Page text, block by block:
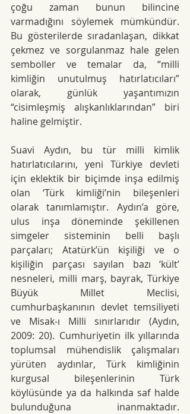
çoğu zaman bunun bilincine
varmadığını söylemek mümkündür.
Bu gösterilerde sıradanlaşan, dikkat
çekmez ve sorgulanmaz hale gelen
semboller ve temalar da, “milli
kimliğin unutulmuş hatırlatıcıları”
olarak, günlük yaşantımızın
“cisimleşmiş alışkanlıklarından” biri
haline gelmiştir.
Suavi Aydın, bu tür milli kimlik
hatırlatıcılarını, yeni Türkiye devleti
için eklektik bir biçimde inşa edilmiş
olan ‘Türk kimliği’nin bileşenleri
olarak tanımlamıştır. Aydın’a göre,
ulus inşa döneminde şekillenen
simgeler sisteminin belli başlı
parçaları; Atatürk’ün kişiliği ve o
kişiliğin parçası sayılan bazı ‘kült’
nesneleri, milli marş, bayrak, Türkiye
Büyük Millet Meclisi,
cumhurbaşkanının devlet temsiliyeti
ve Misak-ı Milli sınırlarıdır (Aydın,
2009: 20). Cumhuriyetin ilk yıllarında
toplumsal mühendislik çalışmaları
yürüten aydınlar, Türk kimliğinin
kurgusal bileşenlerinin Türk
köylüsünde ya da halkında saf halde
bulunduğuna inanmaktadır.